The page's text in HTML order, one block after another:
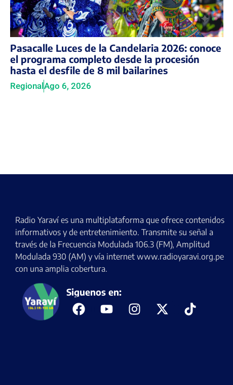
Pasacalle Luces de la Candelaria 2026: conoce
el programa completo desde la procesión
hasta el desfile de 8 mil bailarines
RegionalAgo 6, 2026
Radio Yaraví es una multiplataforma que ofrece contenidos
informativos y de entretenimiento. Transmite su señal a
través de la Frecuencia Modulada 106.3 (FM), Amplitud
Modulada 930 (AM) y vía internet www.radioyaravi.org.pe
con una amplia cobertura.
Siguenos en: